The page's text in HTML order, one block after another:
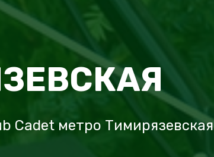
Cadet метро Тимирязевская